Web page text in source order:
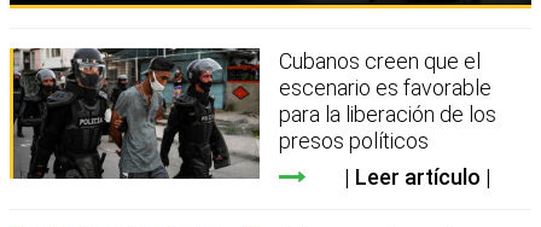
Cubanos creen que el
escenario es favorable
para la liberación de los
presos políticos
Leer artículo